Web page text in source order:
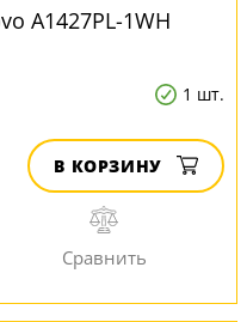
A1427PL-1WH
1 шт.
В КОРЗИНУ